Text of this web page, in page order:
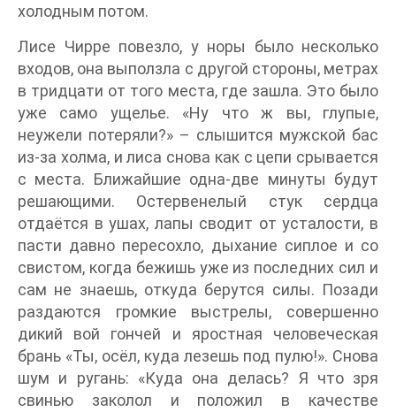
холодным потом.
Лисе Чирре повезло, у норы было несколько
входов, она выползла с другой стороны, метрах
в тридцати от того места, где зашла. Это было
уже само ущелье. «Ну что ж вы, глупые,
неужели потеряли?» – слышится мужской бас
из-за холма, и лиса снова как с цепи срывается
с места. Ближайшие одна-две минуты будут
решающими. Остервенелый стук сердца
отдаётся в ушах, лапы сводит от усталости, в
пасти давно пересохло, дыхание сиплое и со
свистом, когда бежишь уже из последних сил и
сам не знаешь, откуда берутся силы. Позади
раздаются громкие выстрелы, совершенно
дикий вой гончей и яростная человеческая
брань «Ты, осёл, куда лезешь под пулю!». Снова
шум и ругань: «Куда она делась? Я что зря
свинью заколол и положил в качестве